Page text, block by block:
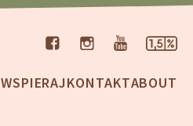
WSPIERAJKONTAKTABOUT